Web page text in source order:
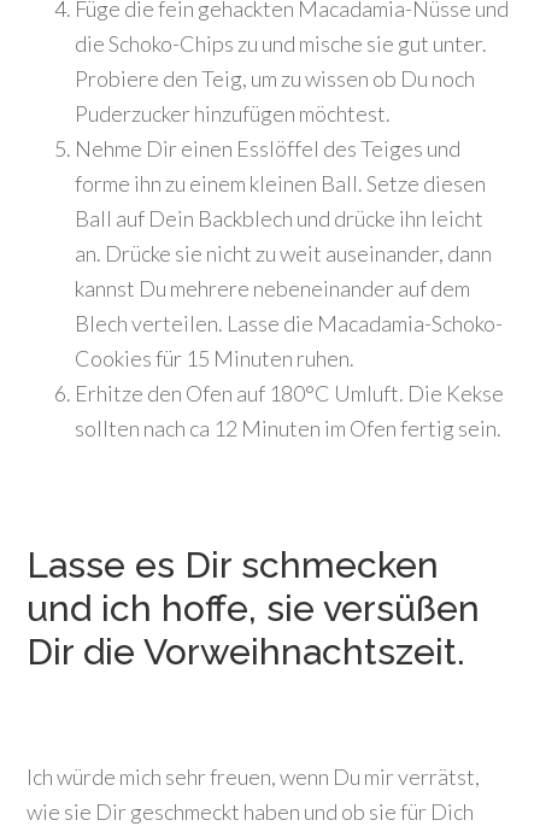
Füge die fein gehackten Macadamia-Nüsse und
die Schoko-Chips zu und mische sie gut unter.
Probiere den Teig, um zu wissen ob Du noch
Puderzucker hinzufügen möchtest.
Nehme Dir einen Esslöffel des Teiges und
forme ihn zu einem kleinen Ball. Setze diesen
Ball auf Dein Backblech und drücke ihn leicht
an. Drücke sie nicht zu weit auseinander, dann
kannst Du mehrere nebeneinander auf dem
Blech verteilen. Lasse die Macadamia-Schoko-
Cookies für 15 Minuten ruhen.
Erhitze den Ofen auf 180°C Umluft. Die Kekse
sollten nach ca 12 Minuten im Ofen fertig sein.
Lasse es Dir schmecken
und ich hoffe, sie versüßen
Dir die Vorweihnachtszeit.
Ich würde mich sehr freuen, wenn Du mir verrätst,
wie sie Dir geschmeckt haben und ob sie für Dich